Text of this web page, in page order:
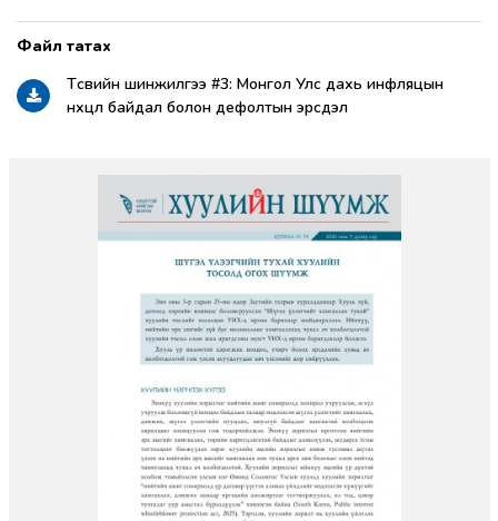
Төсвийн шинжилгээ #3: Монгол Улс дахь инфляцын
нөхцөл байдал болон дефолтын эрсдэл